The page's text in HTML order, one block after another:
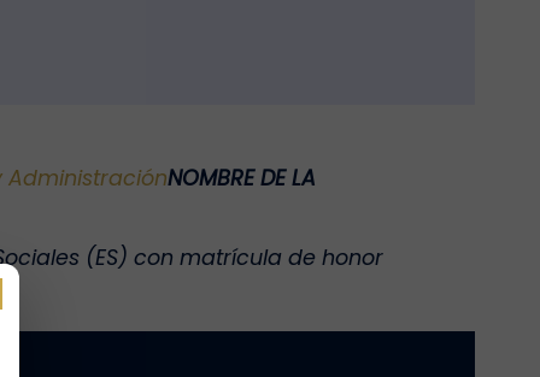
AdministraciónNOMBRE DE LA
(ES) con matrícula de honor